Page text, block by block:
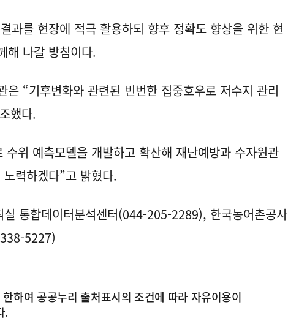
과를 현장에 적극 활용하되 향후 정확도 향상을 위한 현
해 나갈 방침이다.
은 “기후변화와 관련된 빈번한 집중호우로 저수지 관리
했다.
수위 예측모델을 개발하고 확산해 재난예방과 수자원관
력하겠다”고 밝혔다.
통합데이터분석센터(044-205-2289), 한국농어촌공사
5227)
하여 공공누리 출처표시의 조건에 따라 자유이용이
.